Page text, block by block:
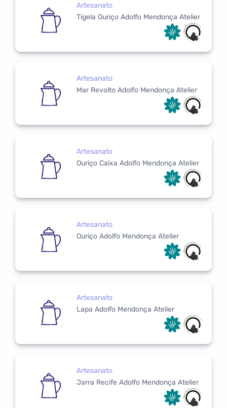
Artesanato
Tigela Ouriço Adolfo Mendonça Atelier
Artesanato
Mar Revolto Adolfo Mendonça Atelier
Artesanato
Ouriço Caixa Adolfo Mendonça Atelier
Artesanato
Ouriço Adolfo Mendonça Atelier
Artesanato
Lapa Adolfo Mendonça Atelier
Artesanato
Jarra Recife Adolfo Mendonça Atelier